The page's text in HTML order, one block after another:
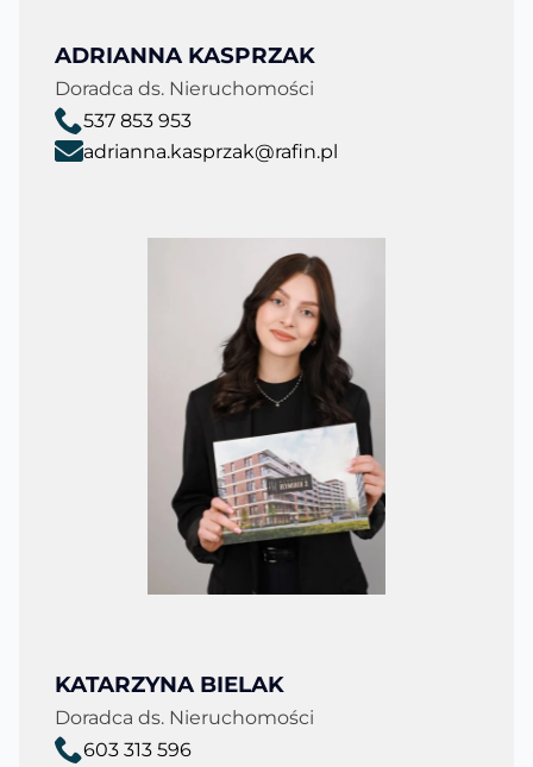
ADRIANNA KASPRZAK
Doradca ds. Nieruchomości
537 853 953
adrianna.kasprzak@rafin.pl
KATARZYNA BIELAK
Doradca ds. Nieruchomości
603 313 596